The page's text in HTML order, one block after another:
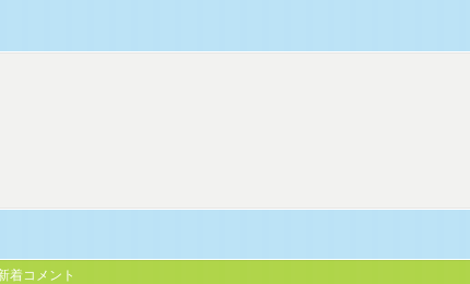
着コメント